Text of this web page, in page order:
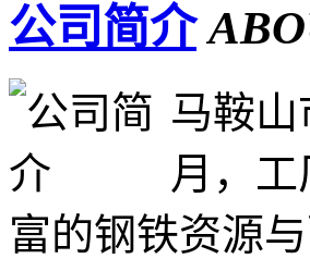
公司简介
马鞍山
月，
富的钢铁资源